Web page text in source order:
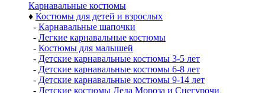
Карнавальные костюмы
♦ Костюмы для детей и взрослых
- Карнавальные шапочки
- Легкие карнавальные костюмы
- Костюмы для малышей
- Детские карнавальные костюмы 3-5 лет
- Детские карнавальные костюмы 6-8 лет
- Детские карнавальные костюмы 9-14 лет
- Детские костюмы Деда Мороза и Снегурочи